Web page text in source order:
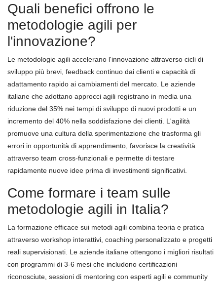
Quali benefici offrono le
metodologie agili per
l'innovazione?
Le metodologie agili accelerano l'innovazione attraverso cicli di
sviluppo più brevi, feedback continuo dai clienti e capacità di
adattamento rapido ai cambiamenti del mercato. Le aziende
italiane che adottano approcci agili registrano in media una
riduzione del 35% nei tempi di sviluppo di nuovi prodotti e un
incremento del 40% nella soddisfazione dei clienti. L'agilità
promuove una cultura della sperimentazione che trasforma gli
errori in opportunità di apprendimento, favorisce la creatività
attraverso team cross-funzionali e permette di testare
rapidamente nuove idee prima di investimenti significativi.
Come formare i team sulle
metodologie agili in Italia?
La formazione efficace sui metodi agili combina teoria e pratica
attraverso workshop interattivi, coaching personalizzato e progetti
reali supervisionati. Le aziende italiane ottengono i migliori risultati
con programmi di 3-6 mesi che includono certificazioni
riconosciute, sessioni di mentoring con esperti agili e community